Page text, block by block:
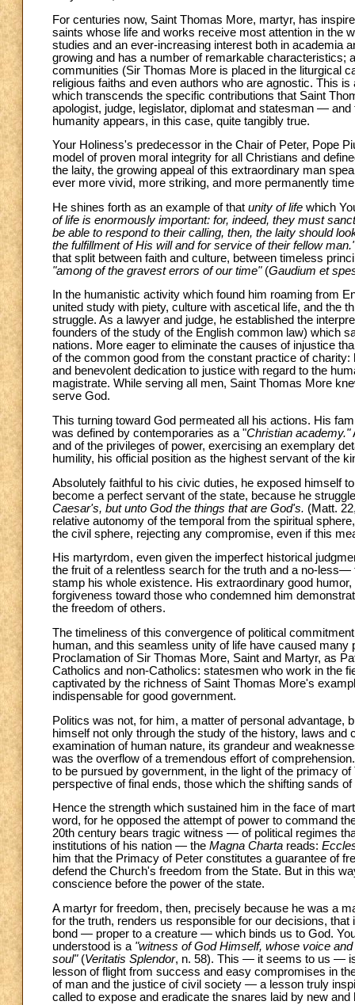
For centuries now, Saint Thomas More, martyr, has
saints whose life and works receive most attention in the
studies and an ever-increasing interest both in academia
growing and has a number of remarkable characteristics;
communities (Sir Thomas More is placed in the liturgical
religious faiths and even authors who are agnostic. This
which transcends the specific contributions that Saint
apologist, judge, legislator, diplomat and statesman —
humanity appears, in this case, quite tangibly true.
Your Holiness's predecessor in the Chair of Peter, Pope
model of proven moral integrity for all Christians and
the laity, the growing appeal of this extraordinary man
ever more vivid, more striking, and more permanently
He shines forth as an example of that unity of life which
of life is enormously important: for, indeed, they must
be able to respond to their calling, then, the laity should
the fulfillment of His will and for service of their fellow man."
that split between faith and culture, between timeless
"among of the gravest errors of our time"(Gaudium et
In the humanistic activity which found him roaming from
united study with piety, culture with ascetical life, and the
struggle. As a lawyer and judge, he established the
founders of the study of the English common law) which
nations. More eager to eliminate the causes of injustice
of the common good from the constant practice of
and benevolent dedication to justice with regard to the
magistrate. While serving all men, Saint Thomas More
serve God.
This turning toward God permeated all his actions. His
was defined by contemporaries as a "Christian academy."
and of the privileges of power, exercising an exemplary
humility, his official position as the highest servant of the
Absolutely faithful to his civic duties, he exposed himself
become a perfect servant of the state, because he
Caesar's, but unto God the things that are God's. (Matt.
relative autonomy of the temporal from the spiritual
the civil sphere, rejecting any compromise, even if this
His martyrdom, even given the imperfect historical
the fruit of a relentless search for the truth and a no-
stamp his whole existence. His extraordinary good
forgiveness toward those who condemned him
the freedom of others.
The timeliness of this convergence of political
human, and this seamless unity of life have caused
Proclamation of Sir Thomas More, Saint and Martyr, as
Catholics and non-Catholics: statesmen who work in the
captivated by the richness of Saint Thomas More's
indispensable for good government.
Politics was not, for him, a matter of personal advantage,
himself not only through the study of the history, laws
examination of human nature, its grandeur and
was the overflow of a tremendous effort of
to be pursued by government, in the light of the primacy
perspective of final ends, those which the shifting sands
Hence the strength which sustained him in the face of
word, for he opposed the attempt of power to command
20th century bears tragic witness — of political regimes
institutions of his nation — the Magna Charta reads:
him that the Primacy of Peter constitutes a guarantee of
defend the Church's freedom from the State. But in this
conscience before the power of the state.
A martyr for freedom, then, precisely because he was a
for the truth, renders us responsible for our decisions,
bond — proper to a creature — which binds us to God.
understood is a "witness of God Himself, whose voice
soul"(Veritatis Splendor, n. 58). This — it seems to us —
lesson of flight from success and easy compromises in
of man and the justice of civil society — a lesson truly
called to expose and eradicate the snares laid by new and